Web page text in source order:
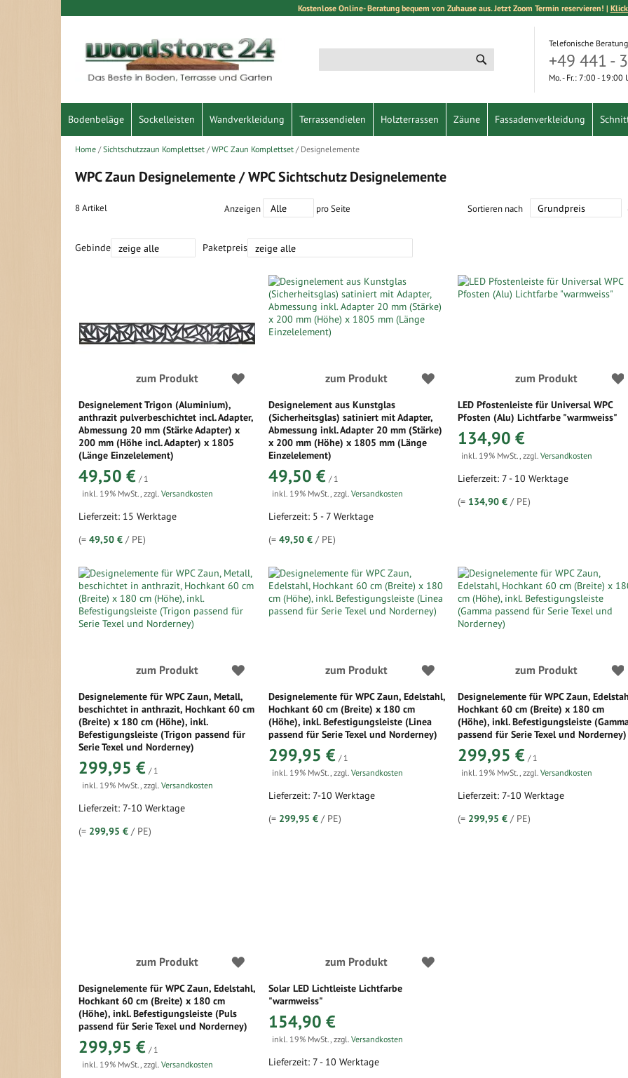
Kostenlose Online- Beratung bequem von Zuhause aus. Jetzt Zoom Termin reservieren! |
Inhalt
Suche
Telefonische
+49 441 -
Mo. - Fr.: 7:00 - 19:00
Bodenbeläge Sockelleisten Wandverkleidung Terrassendielen Holzterrassen Zäune Fassadenverkleidung
Home Sichtschutzzaun Komplettset WPC Zaun Komplettset Designelemente
WPC Zaun Designelemente / WPC Sichtschutz Designelemente
8Artikel Anzeigen pro Seite Sortieren nach
Gebinde Paketpreis
zum Produkt
Designelement Trigon (Aluminium),
anthrazit pulverbeschichtet incl. Adapter,
Abmessung 20 mm (Stärke Adapter) x
200 mm (Höhe incl. Adapter) x 1805
(Länge Einzelelement)
49,50 € / 1
inkl. 19% MwSt., zzgl. Versandkosten
Lieferzeit: 15 Werktage
(= 49,50 € / PE)
zum Produkt
Designelement aus Kunstglas
(Sicherheitsglas) satiniert mit Adapter,
Abmessung inkl. Adapter 20 mm (Stärke)
x 200 mm (Höhe) x 1805 mm (Länge
Einzelelement)
49,50 € / 1
inkl. 19% MwSt., zzgl. Versandkosten
Lieferzeit: 5 - 7 Werktage
(= 49,50 €/ PE)
zum Produkt
LED Pfostenleiste für Universal WPC
Pfosten (Alu) Lichtfarbe "warmweiss"
134,90 €
inkl. 19% MwSt.,zzgl.Versandkosten
Lieferzeit: 7 - 10 Werktage
(= 134,90 € / PE)
zum Produkt
Designelemente für WPC Zaun, Metall,
beschichtet in anthrazit, Hochkant 60 cm
(Breite) x 180 cm (Höhe), inkl.
Befestigungsleiste (Trigon passend für
Serie Texel und Norderney)
299,95 € / 1
inkl. 19% MwSt., zzgl. Versandkosten
Lieferzeit: 7-10 Werktage
(= 299,95 € / PE)
zum Produkt
Designelemente für WPC Zaun, Edelstahl,
Hochkant 60 cm (Breite) x 180 cm
(Höhe), inkl. Befestigungsleiste (Linea
passend für Serie Texel und Norderney)
299,95 € / 1
inkl. 19% MwSt., zzgl. Versandkosten
Lieferzeit: 7-10 Werktage
(= 299,95 €/ PE)
zum Produkt
Designelemente für WPC Zaun,
Hochkant 60 cm (Breite) x 180 cm
(Höhe), inkl. Befestigungsleiste
passend für Serie Texel und Norderney)
299,95 € / 1
inkl. 19% MwSt.,zzgl.Versandkosten
Lieferzeit: 7-10 Werktage
(= 299,95 € / PE)
zum Produkt
Designelemente für WPC Zaun, Edelstahl,
Hochkant 60 cm (Breite) x 180 cm
(Höhe), inkl. Befestigungsleiste (Puls
passend für Serie Texel und Norderney)
299,95 € / 1
inkl. 19% MwSt., zzgl. Versandkosten
zum Produkt
Solar LED Lichtleiste Lichtfarbe
"warmweiss"
154,90 €
inkl. 19% MwSt., zzgl. Versandkosten
Lieferzeit: 7 - 10 Werktage